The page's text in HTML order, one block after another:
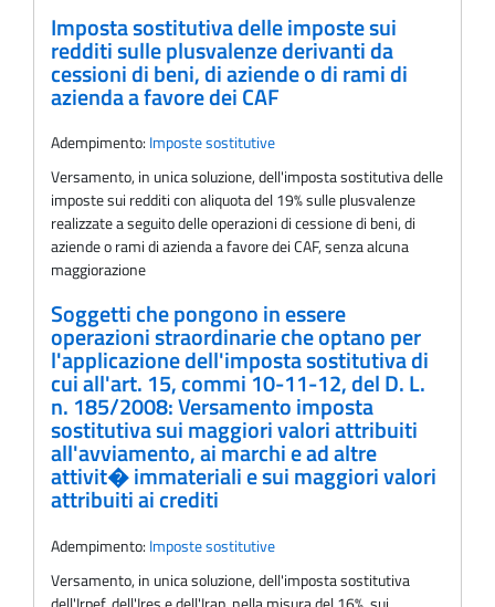
Imposta sostitutiva delle imposte sui
redditi sulle plusvalenze derivanti da
cessioni di beni, di aziende o di rami di
azienda a favore dei CAF
Adempimento: Imposte sostitutive
Versamento, in unica soluzione, dell'imposta sostitutiva delle
imposte sui redditi con aliquota del 19% sulle plusvalenze
realizzate a seguito delle operazioni di cessione di beni, di
aziende o rami di azienda a favore dei CAF, senza alcuna
maggiorazione
Soggetti che pongono in essere
operazioni straordinarie che optano per
l'applicazione dell'imposta sostitutiva di
cui all'art. 15, commi 10-11-12, del D. L.
n. 185/2008: Versamento imposta
sostitutiva sui maggiori valori attribuiti
all'avviamento, ai marchi e ad altre
attivit� immateriali e sui maggiori valori
attribuiti ai crediti
Adempimento: Imposte sostitutive
Versamento, in unica soluzione, dell'imposta sostitutiva